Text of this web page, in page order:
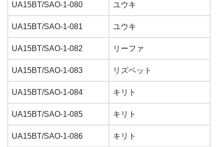
UA15BT/SAO-1-080 ユウキ
UA15BT/SAO-1-081 ユウキ
UA15BT/SAO-1-082 リーファ
UA15BT/SAO-1-083 リズベット
UA15BT/SAO-1-084 キリト
UA15BT/SAO-1-085 キリト
UA15BT/SAO-1-086 キリト